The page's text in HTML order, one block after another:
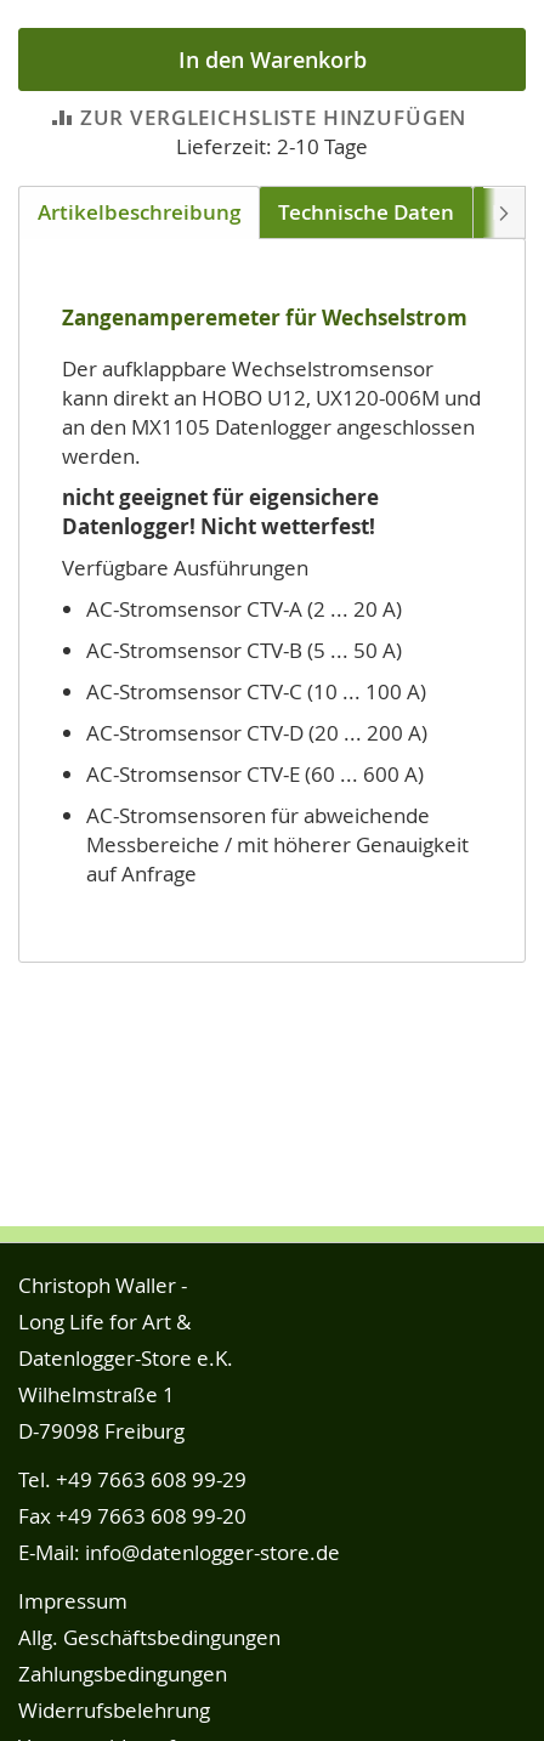
In den Warenkorb
ZUR VERGLEICHSLISTE HINZUFÜGEN
Lieferzeit: 2-10 Tage
Artikelbeschreibung Technische Daten
Zangenamperemeter für Wechselstrom
Der aufklappbare Wechselstromsensor
kann direkt an HOBO U12, UX120-006M und
an den MX1105 Datenlogger angeschlossen
werden.
nicht geeignet für eigensichere
Datenlogger! Nicht wetterfest!
Verfügbare Ausführungen
AC-Stromsensor CTV-A (2 ... 20 A)
AC-Stromsensor CTV-B (5 ... 50 A)
AC-Stromsensor CTV-C (10 ... 100 A)
AC-Stromsensor CTV-D (20 ... 200 A)
AC-Stromsensor CTV-E (60 ... 600 A)
AC-Stromsensoren für abweichende
Messbereiche / mit höherer Genauigkeit
auf Anfrage
Christoph Waller -
Long Life for Art &
Datenlogger-Store e.K.
Wilhelmstraße 1
D-79098 Freiburg
Tel. +49 7663 608 99-29
Fax +49 7663 608 99-20
E-Mail: info@datenlogger-store.de
Impressum
Allg. Geschäftsbedingungen
Zahlungsbedingungen
Widerrufsbelehrung